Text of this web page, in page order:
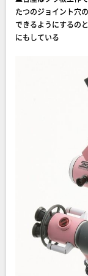
たつのジョイント穴
できるようにするの
にもしている